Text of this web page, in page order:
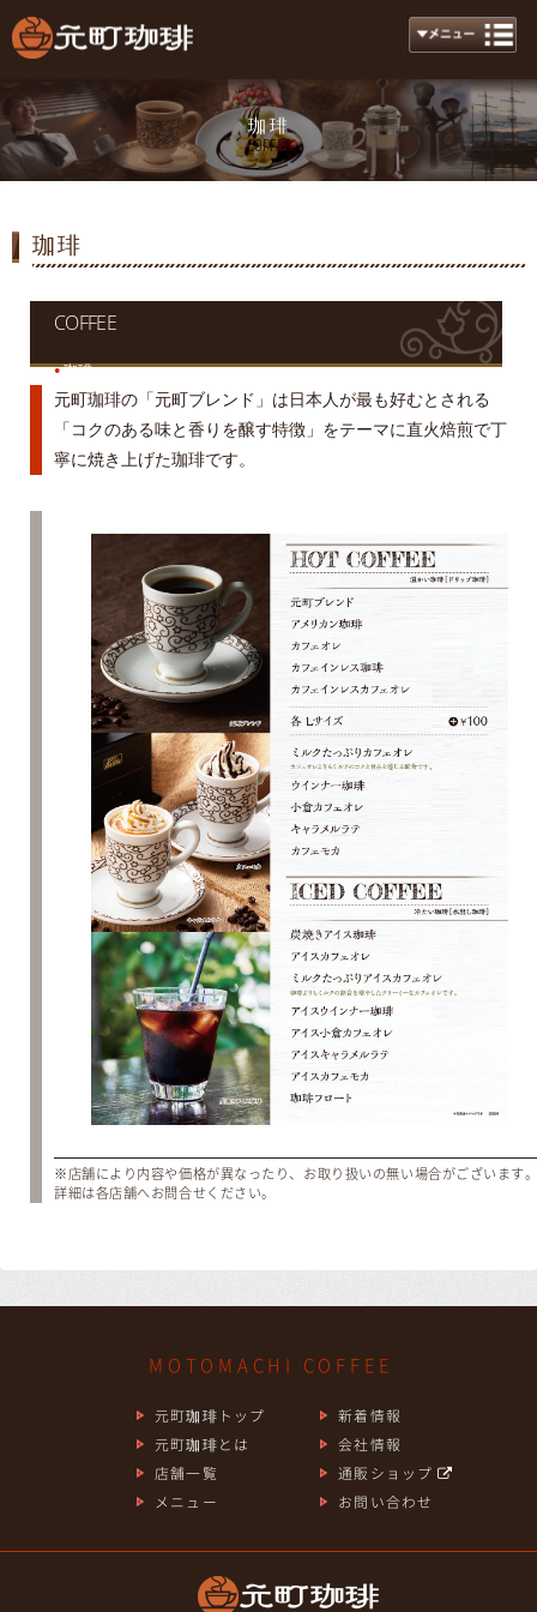
珈琲
Coffee
珈琲
COFFEE
● 珈琲
元町珈琲の「元町ブレンド」は日本人が最も好むとされる
「コクのある味と香りを醸す特徴」をテーマに直火焙煎で丁
寧に焼き上げた珈琲です。
※店舗により内容や価格が異なったり、お取り扱いの無い場合がございます
詳細は各店舗へお問合せください。
MOTOMACHI COFFEE
元町珈琲トップ
元町珈琲とは
店舗一覧
メニュー
新着情報
会社情報
通販ショップ
お問い合わせ